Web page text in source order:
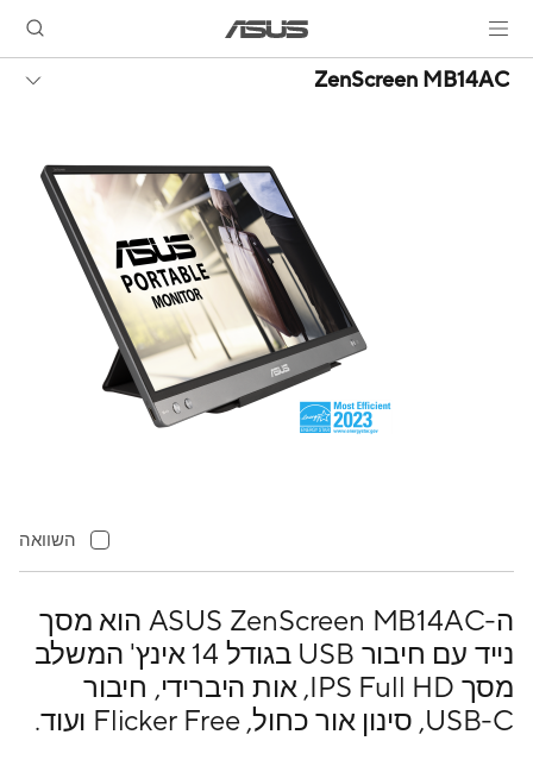
ZenScreen MB14AC
ה-ASUS ZenScreen MB14AC הוא מסך
נייד עם חיבור USB בגודל 14 אינץ' המשלב
מסך IPS Full HD, אות היברידי, חיבור
USB-C, סינון אור כחול, Flicker Free ועוד.
השוואה